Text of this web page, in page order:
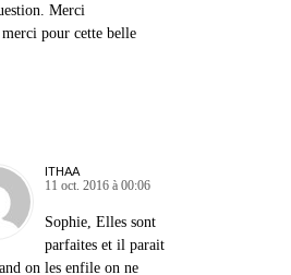
Merci
pour cette belle
ITHAA
11 oct. 2016 à 00:06
Sophie, Elles sont
parfaites et il parait
on les enfile on ne